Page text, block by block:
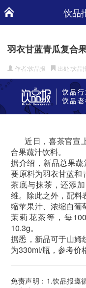
饮品
羽衣甘蓝青瓜复合
作者:饮品报 出处:饮品
近日，喜茶官宣
合果蔬汁饮料。
据介绍，新品总果
要原料为羽衣甘蓝和
茶底与抹茶，还添
维。除此之外，配料
缩苹果汁、浓缩白葡
茉莉花茶等，每
10.3g。
据悉，新品可于山姆
为330ml/瓶，参考价
免责声明：1.饮品报遵